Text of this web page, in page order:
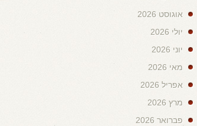
אוגוסט 2026
יולי 2026
יוני 2026
מאי 2026
אפריל 2026
מרץ 2026
פברואר 2026